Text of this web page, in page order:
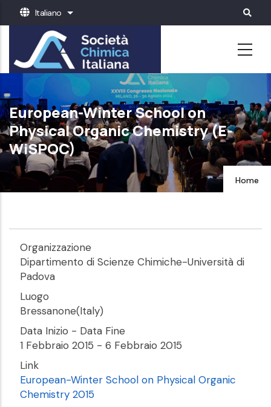
Salta
contenuto
principale
Italiano Mostra ulteriori azioni
European-Winter School on
Physical Organic Chemistry (E-
WiSPOC)
Home
Organizzazione
Dipartimento di Scienze Chimiche-Università di
Padova
Luogo
Bressanone(Italy)
Data Inizio - Data Fine
1 Febbraio 2015 - 6 Febbraio 2015
Link
European-Winter School on Physical Organic
Chemistry 2015